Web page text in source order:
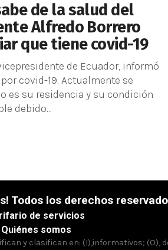
de la salud del
Alfredo Borrero
que tiene covid-19
de Ecuador, informó
covid-19. Actualmente se
es su residencia y su condición
debido...
Todos los derechos
de servicios
Quiénes somos
y clasifican en: (I),informativos;